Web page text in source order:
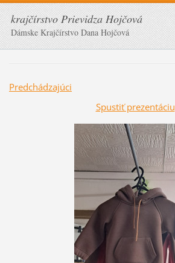
krajčírstvo Prievidza Hojčová
Dámske Krajčírstvo Dana Hojčová
Predchádzajúci
Spustiť prezentáciu